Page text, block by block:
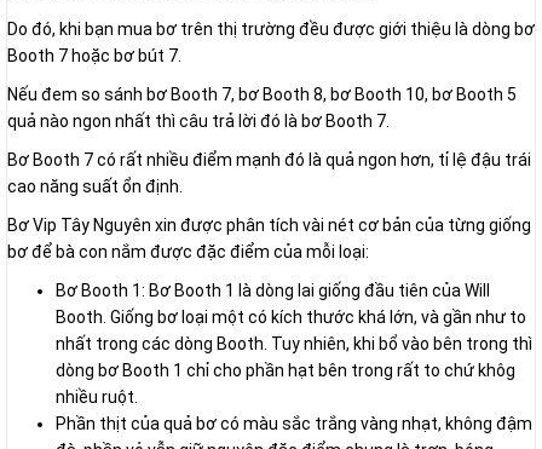
Do đó, khi bạn mua bơ trên thị trường đều được giới thiệu là dòng bơ
Booth 7 hoặc bơ bút 7.
Nếu đem so sánh bơ Booth 7, bơ Booth 8, bơ Booth 10, bơ Booth 5
quả nào ngon nhất thì câu trả lời đó là bơ Booth 7.
Bơ Booth 7 có rất nhiều điểm mạnh đó là quả ngon hơn, tỉ lệ đậu trái
cao năng suất ổn định.
Bơ Vip Tây Nguyên xin được phân tích vài nét cơ bản của từng giống
bơ để bà con nắm được đặc điểm của mỗi loại:
Bơ Booth 1: Bơ Booth 1 là dòng lai giống đầu tiên của Will
Booth. Giống bơ loại một có kích thước khá lớn, và gần như to
nhất trong các dòng Booth. Tuy nhiên, khi bổ vào bên trong thì
dòng bơ Booth 1 chỉ cho phần hạt bên trong rất to chứ khôg
nhiều ruột.
Phần thịt của quả bơ có màu sắc trắng vàng nhạt, không đậm